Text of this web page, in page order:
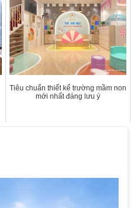
Tiêu chuẩn thiết kế trường mầm non
mới nhất đáng lưu ý